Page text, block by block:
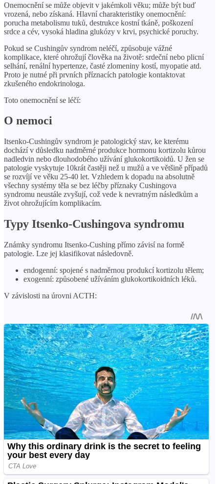
Onemocnění se může objevit v jakémkoli věku; může být buď
vrozená, nebo získaná. Hlavní charakteristiky onemocnění:
porucha metabolismu tuků, destrukce kostní tkáně, poškození
srdce a cév, vysoká hladina glukózy v krvi, psychické poruchy.
Pokud se Cushingův syndrom neléčí, způsobuje vážné
komplikace, které ohrožují člověka na životě: srdeční nebo plicní
selhání, renální hypertenze, časté zlomeniny kostí, myopatie atd.
Proto je nutné při prvních příznacích patologie kontaktovat
zkušeného endokrinologa.
Toto onemocnění se léčí:
O nemoci
Itsenko-Cushingův syndrom je patologický stav, ke kterému
dochází v důsledku nadměrné produkce hormonu kortizolu kůrou
nadledvin nebo dlouhodobého užívání glukokortikoidů. U žen se
patologie vyskytuje 10krát častěji než u mužů a ve většině případů
se rozvíjí ve věku 25-40 let. Vzhledem k dopadu na absolutně
všechny systémy těla se bez léčby příznaky Cushingova
syndromu neustále zvyšují, což vede k nevratným následkům a
život ohrožujícím komplikacím.
Typy Itsenko-Cushingova syndromu
Známky syndromu Itsenko-Cushing přímo závisí na formě
patologie. Lze jej klasifikovat následovně.
endogenní: spojené s nadměrnou produkcí kortizolu tělem;
exogenní: způsobené užíváním glukokortikoidních léků.
V závislosti na úrovni ACTH: